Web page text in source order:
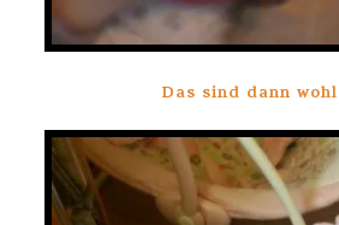
Das sind dann